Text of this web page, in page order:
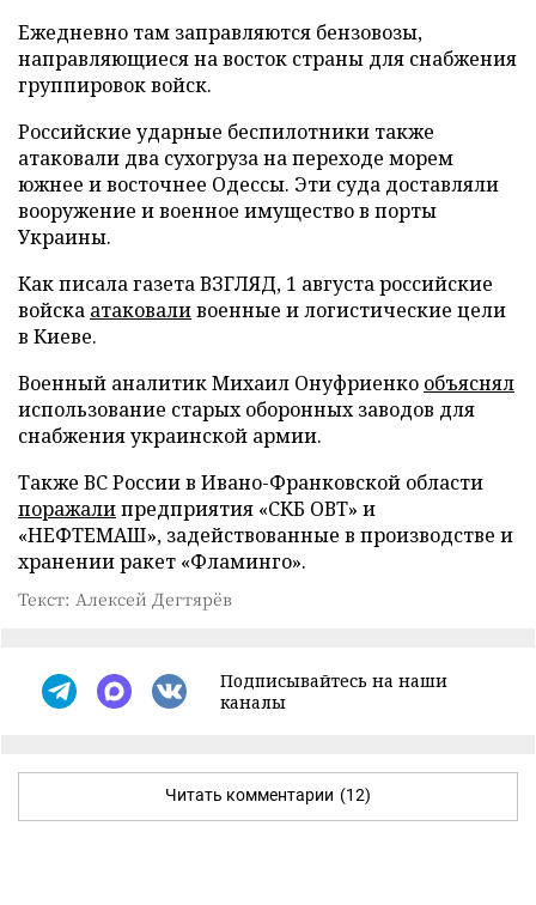
Ежедневно там заправляются бензовозы,
направляющиеся на восток страны для снабжения
группировок войск.
Российские ударные беспилотники также
атаковали два сухогруза на переходе морем
южнее и восточнее Одессы. Эти суда доставляли
вооружение и военное имущество в порты
Украины.
Как писала газета ВЗГЛЯД, 1 августа российские
войска атаковаливоенные и логистические цели
в Киеве.
Военный аналитик Михаил Онуфриенко объяснял
использование старых оборонных заводов для
снабжения украинской армии.
Также ВС России в Ивано-Франковской области
поражалипредприятия «СКБ ОВТ» и
«НЕФТЕМАШ», задействованные в производстве и
хранении ракет «Фламинго».
Текст: Алексей Дегтярёв
Подписывайтесь на наши
каналы
Читать комментарии (12)